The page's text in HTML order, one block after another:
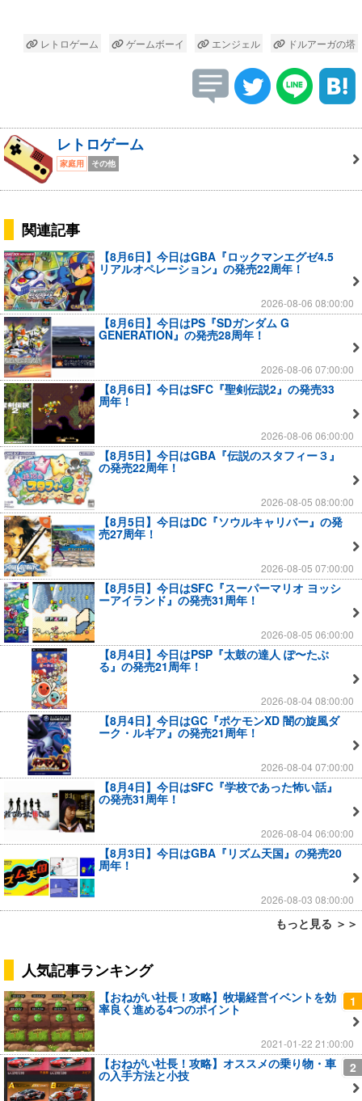
レトロゲーム ゲームボーイ エンジェル ドルアーガの塔
レトロゲーム
家庭用 その他
関連記事
【8月6日】今日はGBA『ロックマンエグゼ4.5
リアルオペレーション』の発売22周年！
2026-08-06 08:00:00
【8月6日】今日はPS『SDガンダム G
GENERATION』の発売28周年！
2026-08-06 07:00:00
【8月6日】今日はSFC『聖剣伝説2』の発売33
周年！
2026-08-06 06:00:00
【8月5日】今日はGBA『伝説のスタフィー３』
の発売22周年！
2026-08-05 08:00:00
【8月5日】今日はDC『ソウルキャリバー』の発
売27周年！
2026-08-05 07:00:00
【8月5日】今日はSFC『スーパーマリオ ヨッシ
ーアイランド』の発売31周年！
2026-08-05 06:00:00
【8月4日】今日はPSP『太鼓の達人 ぽ〜たぶ
る』の発売21周年！
2026-08-04 08:00:00
【8月4日】今日はGC『ポケモンXD 闇の旋風ダ
ーク・ルギア』の発売21周年！
2026-08-04 07:00:00
【8月4日】今日はSFC『学校であった怖い話』
の発売31周年！
2026-08-04 06:00:00
【8月3日】今日はGBA『リズム天国』の発売20
周年！
2026-08-03 08:00:00
もっと見る ＞＞
人気記事ランキング
1
【おねがい社長！攻略】牧場経営イベントを効
率良く進める4つのポイント
2021-01-22 21:00:00
2
【おねがい社長！攻略】オススメの乗り物・車
の入手方法と小技